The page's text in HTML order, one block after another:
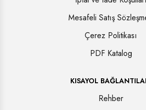
Mesafeli Satış
Çerez Politikası
PDF Katalog
KISAYOL
Rehber